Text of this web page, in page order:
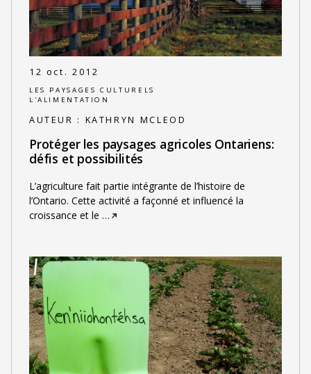
12 oct. 2012
LES PAYSAGES CULTURELS
L'ALIMENTATION
AUTEUR : KATHRYN MCLEOD
Protéger les paysages agricoles Ontariens:
défis et possibilités
L’agriculture fait partie intégrante de l’histoire de
l’Ontario. Cette activité a façonné et influencé la
croissance et le …